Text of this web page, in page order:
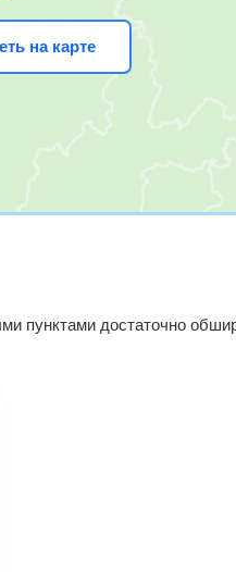
на карте
пунктами достаточно